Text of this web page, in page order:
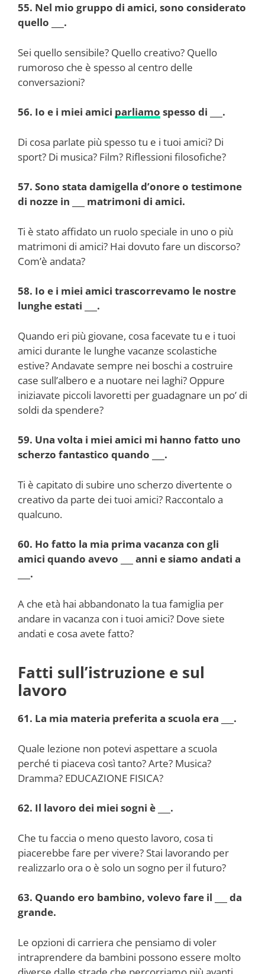
55. Nel mio gruppo di amici, sono considerato
quello ___.
Sei quello sensibile? Quello creativo? Quello
rumoroso che è spesso al centro delle
conversazioni?
56. Io e i miei amici parliamo spesso di ___.
Di cosa parlate più spesso tu e i tuoi amici? Di
sport? Di musica? Film? Riflessioni filosofiche?
57. Sono stata damigella d’onore o testimone
di nozze in ___ matrimoni di amici.
Ti è stato affidato un ruolo speciale in uno o più
matrimoni di amici? Hai dovuto fare un discorso?
Com’è andata?
58. Io e i miei amici trascorrevamo le nostre
lunghe estati ___.
Quando eri più giovane, cosa facevate tu e i tuoi
amici durante le lunghe vacanze scolastiche
estive? Andavate sempre nei boschi a costruire
case sull’albero e a nuotare nei laghi? Oppure
iniziavate piccoli lavoretti per guadagnare un po’ di
soldi da spendere?
59. Una volta i miei amici mi hanno fatto uno
scherzo fantastico quando ___.
Ti è capitato di subire uno scherzo divertente o
creativo da parte dei tuoi amici? Raccontalo a
qualcuno.
60. Ho fatto la mia prima vacanza con gli
amici quando avevo ___ anni e siamo andati a
___.
A che età hai abbandonato la tua famiglia per
andare in vacanza con i tuoi amici? Dove siete
andati e cosa avete fatto?
Fatti sull’istruzione e sul
lavoro
61. La mia materia preferita a scuola era ___.
Quale lezione non potevi aspettare a scuola
perché ti piaceva così tanto? Arte? Musica?
Dramma? EDUCAZIONE FISICA?
62. Il lavoro dei miei sogni è ___.
Che tu faccia o meno questo lavoro, cosa ti
piacerebbe fare per vivere? Stai lavorando per
realizzarlo ora o è solo un sogno per il futuro?
63. Quando ero bambino, volevo fare il ___ da
grande.
Le opzioni di carriera che pensiamo di voler
intraprendere da bambini possono essere molto